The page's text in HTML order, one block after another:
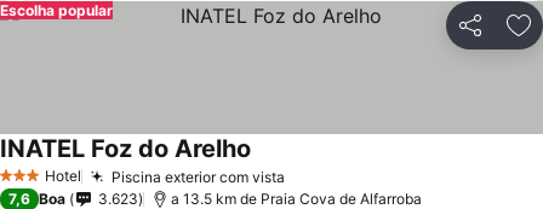
Partilhar
Escolha popular
3 EstrelasHotel Piscina exterior com vista
INATEL Foz do Arelho
7,6 Boa 3.623 a 13.5 km de Praia Cova de Alfarroba